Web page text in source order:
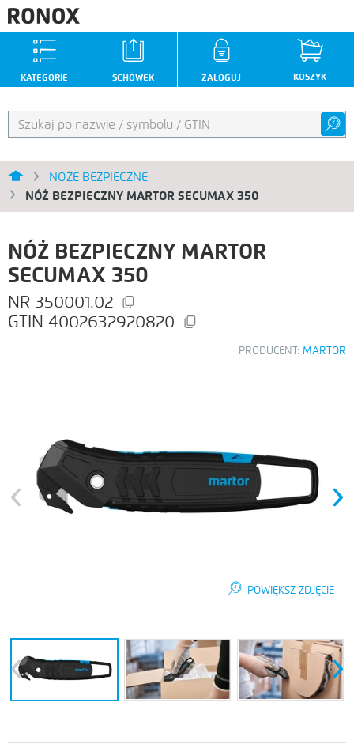
ZALOGUJ KOSZYK
SCHOWEK
KATEGORIE
NOŻE BEZPIECZNE
NÓŻ BEZPIECZNY MARTOR SECUMAX 350
NÓŻ BEZPIECZNY MARTOR
SECUMAX 350
350001.02
4002632920820
PRODUCENT: MARTOR
Previous
POWIĘKSZ ZDJĘCIE
Next
Previous Next